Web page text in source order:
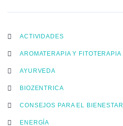
ACTIVIDADES
AROMATERAPIA Y FITOTERAPIA
AYURVEDA
BIOZENTRICA
CONSEJOS PARA EL BIENESTAR
ENERGÍA